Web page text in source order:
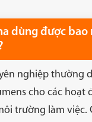
dùng được bao
nghiệp thường
cho các hoạt
trường làm việc.